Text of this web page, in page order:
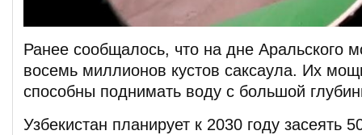
Ранее сообщалось, что на дне Аральского
восемь миллионов кустов саксаула. Их
способны поднимать воду с большой
Узбекистан планирует к 2030 году засеять